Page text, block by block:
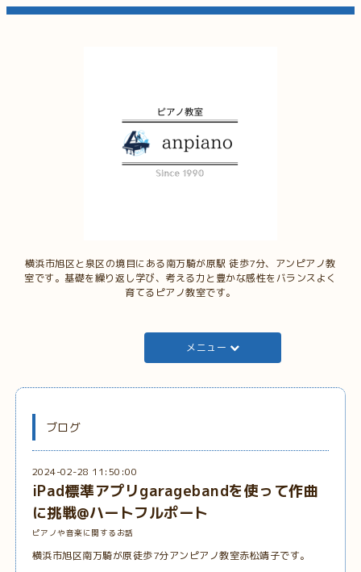
横浜市旭区と泉区の境目にある南万騎が原駅 徒歩7分、アンピアノ教
室です。基礎を繰り返し学び、考える力と豊かな感性をバランスよく
育てるピアノ教室です。
メニュー
ブログ
2024-02-28 11:50:00
iPad標準アプリgaragebandを使って作曲
に挑戦@ハートフルポート
ピアノや音楽に関するお話
横浜市旭区南万騎が原徒歩7分アンピアノ教室赤松靖子です。